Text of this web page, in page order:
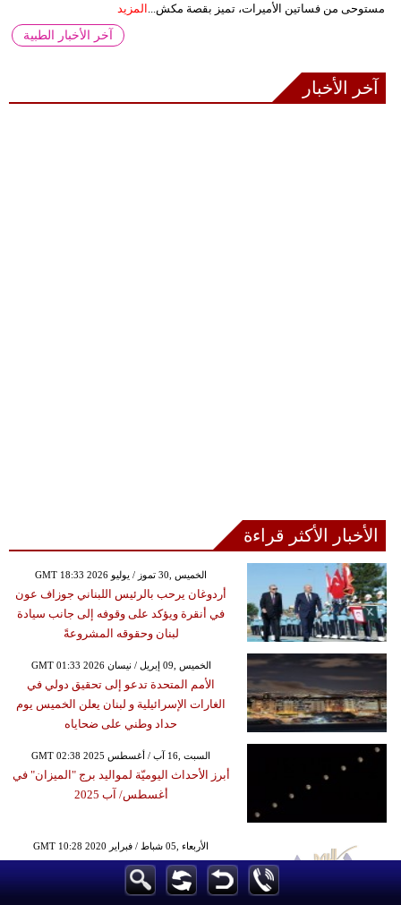
مستوحى من فساتين الأميرات، تميز بقصة مكش...
المزيد
آخر الأخبار الطبية
آخر الأخبار
الأخبار الأكثر قراءة
GMT 18:33 2026 الخميس ,30 تموز / يوليو
أردوغان يرحب بالرئيس اللبناني جوزاف عون
في أنقرة ويؤكد على وقوفه إلى جانب سيادة
لبنان وحقوقه المشروعةً
GMT 01:33 2026 الخميس ,09 إبريل / نيسان
الأمم المتحدة تدعو إلى تحقيق دولي في
الغارات الإسرائيلية و لبنان يعلن الخميس يوم
حداد وطني على ضحاياه
GMT 02:38 2025 السبت ,16 آب / أغسطس
أبرز الأحداث اليوميّة لمواليد برج "الميزان" في
أغسطس/ آب 2025
GMT 10:28 2020 الأربعاء ,05 شباط / فبراير
اتصالات جديدة وحماسة مضاعفة وثقة بالنفس
في إنتظارك